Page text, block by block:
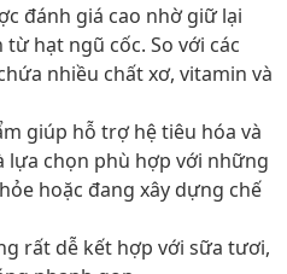
đánh giá cao nhờ giữ lại
hạt ngũ cốc. So với các
nhiều chất xơ, vitamin và
giúp hỗ trợ hệ tiêu hóa và
lựa chọn phù hợp với những
hoặc đang xây dựng chế
rất dễ kết hợp với sữa tươi,